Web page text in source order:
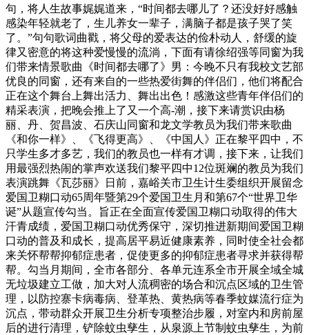
句，将人生故事娓娓道来，“时间都去哪儿了？还没好好感触
感染年轻就老了，生儿养女一辈子，满脑子都是孩子哭了笑
了。”句句歌词曲戳，将父母的爱表达的俭朴动人，舒缓的旋
律又密意的将这种爱慢慢的流淌，下面有请徐绍强等同窗为我
们带来情景歌曲《时间都去哪了》男：今晚不只有我校文艺部
优良的同窗，还有来自的一些热爱街舞的伴侣们，他们将配合
正在这个舞台上舞出活力、舞出出色！感激这些青年伴侣们的
精采表演，把晚会推上了又一个高-潮，接下来请赏识由杨
丽、丹、贺昌波、石庆山同窗和龙文学教员为我们带来歌曲
《和你一样》、《飞得更高》、《中国人》正在黎平四中，不
只学生多才多艺，我们的教员也一样有才调，接下来，让我们
用最强烈热闹的掌声欢送我们黎平四中12位斑斓的教员为我们
表演跳舞《瓦莎丽》日前，嘉峪关市卫生计生委组织开展留念
爱国卫糊口动65周年暨第29个爱国卫生月和第67个“世界卫华
诞”从题宣传勾当。旨正在全面宣传爱国卫糊口动取得的伟大
汗青成绩，爱国卫糊口动优秀保守，深切推进新期间爱国卫糊
口动的普及和成长，提高居平易近健康素养，同时使全社会都
来关怀帮帮抑郁症患者，促使更多的抑郁症患者寻求并获得帮
帮。勾当月期间，全市各部分、各单元连系全市开展全域全城
无垃圾建立工做，加大对人流稠密的场合和沉点区域的卫生管
理，以防控寨卡病毒病、登革热、黄热病等春季蚊媒流行症为
沉点，带动群众开展卫生分析专项整治步履，对室内和房前屋
后的进行清理，铲除蚊虫孳生，从泉源上节制蚊虫孳生，为前